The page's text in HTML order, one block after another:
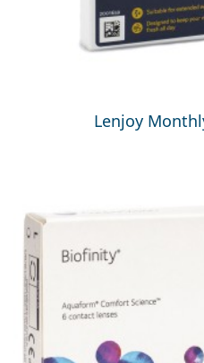
Lenjoy